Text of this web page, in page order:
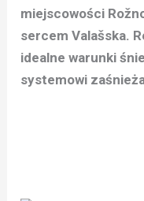
miejscowości
sercem Valašska.
idealne warunki
systemowi